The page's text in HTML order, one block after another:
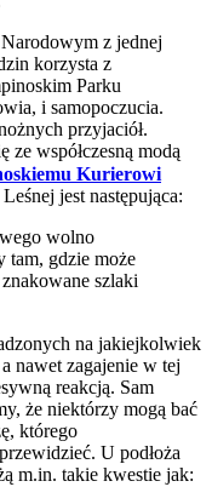
z jednej
korzysta z
Parku
i samopoczucia.
przyjaciół.
ze współczesną modą
Kurierowi
jest następująca:
wolno
tam, gdzie może
szlaki
na jakiejkolwiek
nawet zagajenie w tej
reakcją. Sam
że niektórzy mogą bać
którego
U podłoża
m.in. takie kwestie jak: